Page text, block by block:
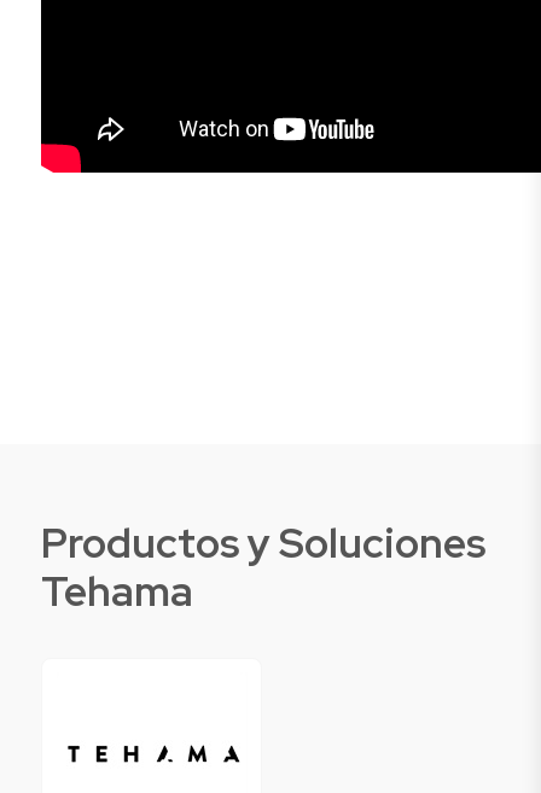
Productos y Soluciones
Tehama